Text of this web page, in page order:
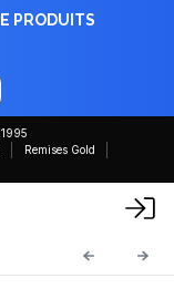
PRODUITS
Remises Gold